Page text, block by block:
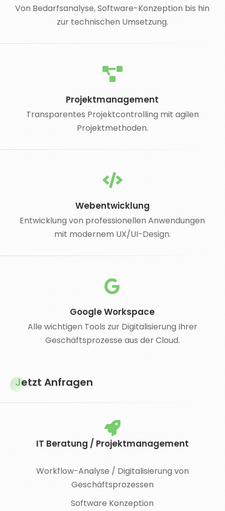
Von Bedarfsanalyse, Software-Konzeption bis hin
zur technischen Umsetzung.
Projektmanagement
Transparentes Projektcontrolling mit agilen
Projektmethoden.
Webentwicklung
Entwicklung von professionellen Anwendungen
mit modernem UX/UI-Design.
Google Workspace
Alle wichtigen Tools zur Digitalisierung Ihrer
Geschäftsprozesse aus der Cloud.
Jetzt Anfragen
IT Beratung / Projektmanagement
Workflow-Analyse / Digitalisierung von
Geschäftsprozessen
Software Konzeption